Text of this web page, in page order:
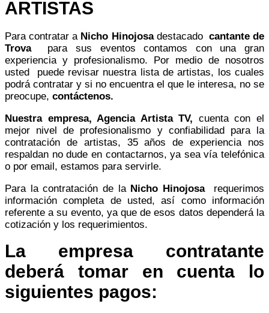
ARTISTAS
Para contratar a Nicho Hinojosadestacado cantante de
Trova
para sus eventos contamos con una gran
experiencia y profesionalismo. Por medio de nosotros
usted puede revisar nuestra lista de artistas, los cuales
podrá contratar y si no encuentra el que le interesa, no se
preocupe, contáctenos.
Nuestra empresa, Agencia Artista TV, cuenta con el
mejor nivel de profesionalismo y confiabilidad para la
contratación de artistas, 35 años de experiencia nos
respaldan no dude en contactarnos, ya sea vía telefónica
o por email, estamos para servirle.
Para la contratación de la Nicho Hinojosa requerimos
información completa de usted, así como información
referente a su evento, ya que de esos datos dependerá la
cotización y los requerimientos.
La empresa contratante
deberá tomar en cuenta lo
siguientes pagos: